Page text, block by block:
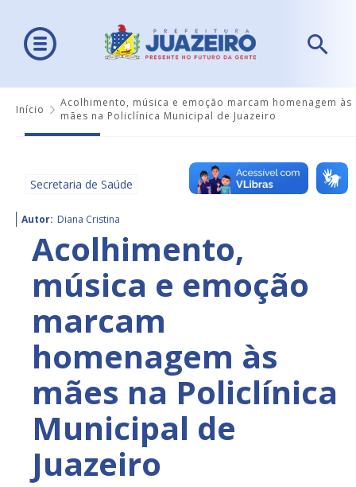
Início
Acolhimento, música e emoção marcam homenagem às
mães na Policlínica Municipal de Juazeiro
Secretaria de Saúde
Autor: Diana Cristina
Acolhimento,
música e emoção
marcam
homenagem às
mães na Policlínica
Municipal de
Juazeiro